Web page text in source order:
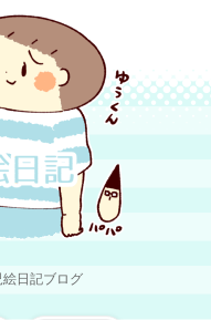
日記ブログ